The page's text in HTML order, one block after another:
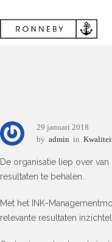
29 januari 2018
by admin in
De organisatie liep over
resultaten te behalen.
Met het INK-
relevante resultaten